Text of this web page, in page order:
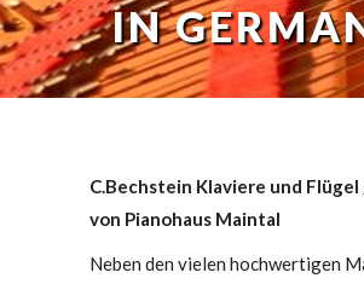
IN
C.Bechstein Klaviere und
von Pianohaus Maintal
Neben den vielen hochwertigen